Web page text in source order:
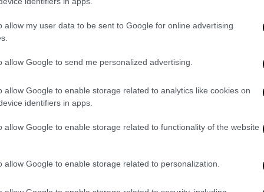
allow my user data to be sent to Google for online advertising
allow Google to send me personalized advertising.
allow Google to enable storage related to analytics like cookies on
identifiers in apps.
allow Google to enable storage related to functionality of the website
allow Google to enable storage related to personalization.
και βενζοδιαζεπίνες.
video